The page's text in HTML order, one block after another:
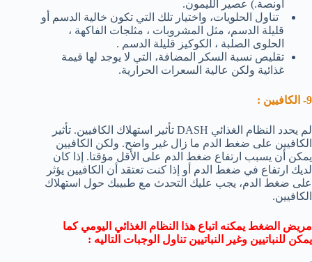
أونصة.) عصير الليمون.
تناول الحلويات، واختيار تلك التي تكون خالية الدسم أو
قليلة الدسم، مثل المشروبات ، مثلجات الفاكهة ،
الحلوى الصلبة ، الكوكيز قليلة الدسم .
تقليص نسبة السكر المضافة، التي لا يوجد لها قيمة
غذائية ولكن عالية السعرات الحرارية.
9- الكافيين :
لم يحدد النظام الغذائي DASH تأثير استهلاك الكافيين. تأثير
الكافيين على ضغط الدم ما زال غير واضح. ولكن الكافيين
يمكن أن يسبب ارتفاع ضغط الدم على الأقل مؤقتا. إذا كان
لديك ارتفاع في ضغط الدم أو إذا كنت تعتقد أن الكافيين يؤثر
على ضغط الدم، يجب عليك التحدث مع طبيبك حول استهلاك
الكافيين.
مريض الضغط يمكنه اتباع هذا النظام الغذائي اليومي كما
يمكن للنباتيين وغير النباتيين تناول الوجبات التاليه :